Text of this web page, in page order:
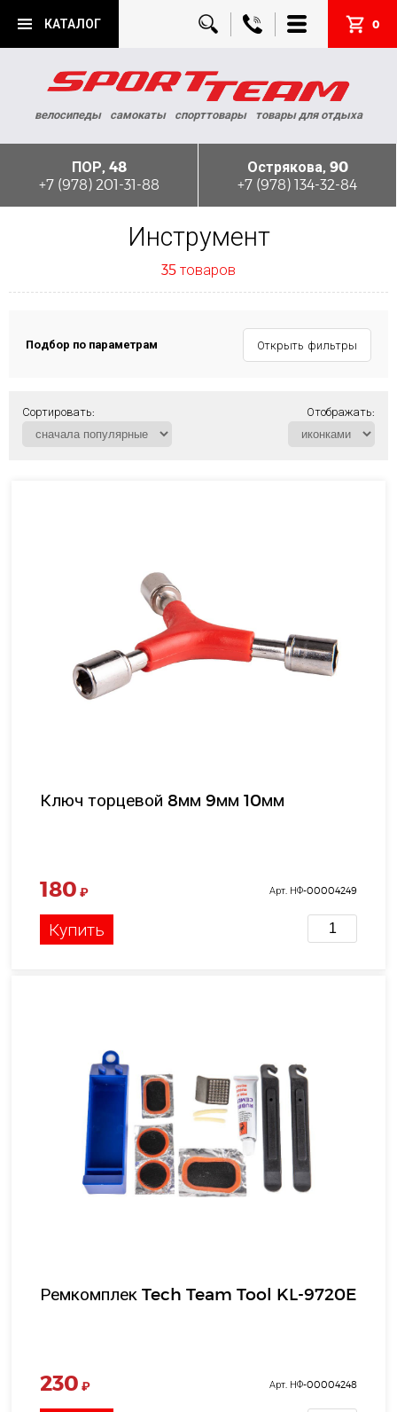
КАТАЛОГ 0
велосипеды самокаты спорттовары товары для отдыха
ПОР, 48
+7 (978) 201-31-88
Острякова, 90
+7 (978) 134-32-84
Инструмент
35 товаров
Подбор по параметрам Открыть фильтры
Сортировать: Отображать:
Ключ торцевой 8мм 9мм 10мм
180 ₽ Арт. НФ-00004249
Купить
Ремкомплек Tech Team Tool KL-9720E
230 ₽ Арт. НФ-00004248